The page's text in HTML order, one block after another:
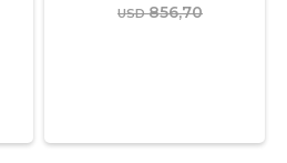
USD 856,70